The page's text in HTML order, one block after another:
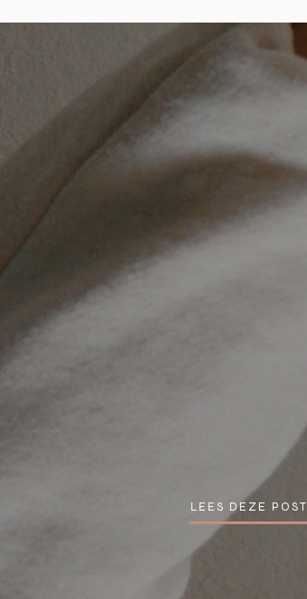
LEES DEZE POST